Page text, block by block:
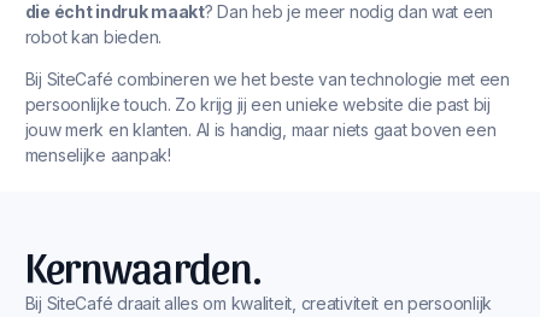
die écht indruk maakt? Dan heb je meer nodig dan wat een
robot kan bieden.
Bij SiteCafé combineren we het beste van technologie met een
persoonlijke touch. Zo krijg jij een unieke website die past bij
jouw merk en klanten. AI is handig, maar niets gaat boven een
menselijke aanpak!
Kernwaarden.
Bij SiteCafé draait alles om kwaliteit, creativiteit en persoonlijk